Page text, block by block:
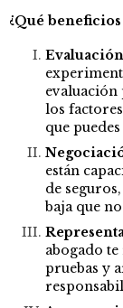
¿Qué
evaluación
los
que
están
de
baja que
abogado
pruebas y